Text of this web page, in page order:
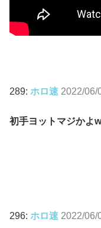
289: ホロ速 2022/06/
初手ヨットマジかよw
296: ホロ速 2022/06/